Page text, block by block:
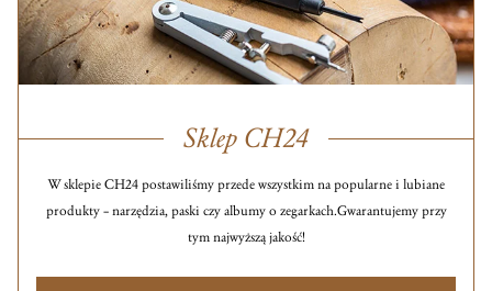
Sklep CH24
W sklepie CH24 postawiliśmy przede wszystkim na popularne i lubiane
produkty – narzędzia, paski czy albumy o zegarkach.Gwarantujemy przy
tym najwyższą jakość!